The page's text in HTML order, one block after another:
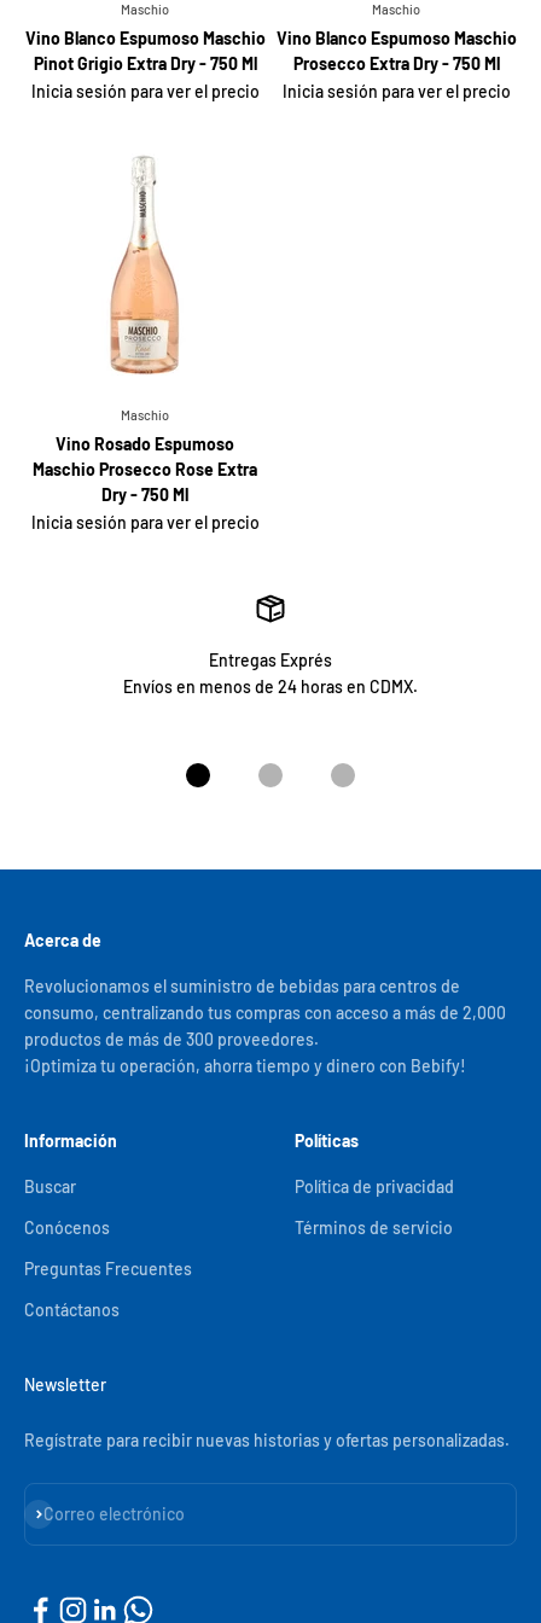
Maschio
Vino Blanco Espumoso Maschio
Pinot Grigio Extra Dry - 750 Ml
Inicia sesión para ver el precio
Maschio
Vino Blanco Espumoso Maschio
Prosecco Extra Dry - 750 Ml
Inicia sesión para ver el precio
Maschio
Vino Rosado Espumoso
Maschio Prosecco Rose Extra
Dry - 750 Ml
Inicia sesión para ver el precio
Entregas Exprés
Envíos en menos de 24 horas en CDMX.
Ir al artículo 1Ir al artículo 2Ir al artículo 3
Acerca de
Revolucionamos el suministro de bebidas para centros de
consumo, centralizando tus compras con acceso a más de 2,000
productos de más de 300 proveedores.
¡Optimiza tu operación, ahorra tiempo y dinero con Bebify!
Información
Buscar
Conócenos
Preguntas Frecuentes
Contáctanos
Políticas
Política de privacidad
Términos de servicio
Newsletter
Regístrate para recibir nuevas historias y ofertas personalizadas.
Correo electrónico
Suscribirse